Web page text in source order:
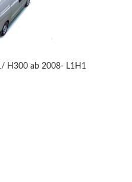
H300 ab 2008- L1H1